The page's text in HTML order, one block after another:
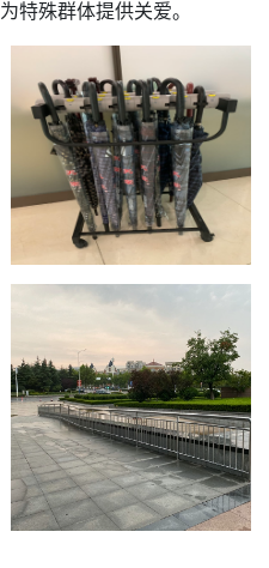
特殊群体提供关爱。